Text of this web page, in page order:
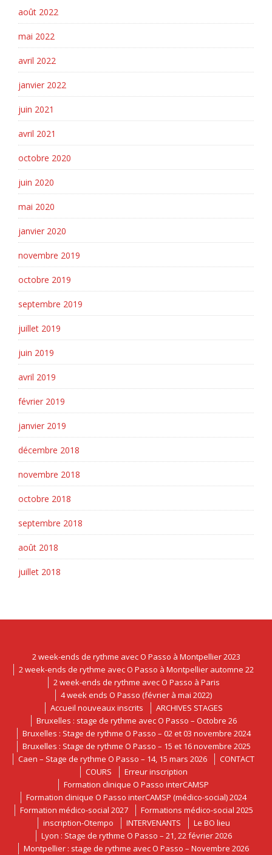
août 2022
mai 2022
avril 2022
janvier 2022
juin 2021
avril 2021
octobre 2020
juin 2020
mai 2020
janvier 2020
novembre 2019
octobre 2019
septembre 2019
juillet 2019
juin 2019
avril 2019
février 2019
janvier 2019
décembre 2018
novembre 2018
octobre 2018
septembre 2018
août 2018
juillet 2018
2 week-ends de rythme avec O Passo à Montpellier 2023
2 week-ends de rythme avec O Passo à Montpellier automne 22
2 week-ends de rythme avec O Passo à Paris
4 week ends O Passo (février à mai 2022)
Accueil nouveaux inscrits
ARCHIVES STAGES
Bruxelles : stage de rythme avec O Passo – Octobre 26
Bruxelles : Stage de rythme O Passo – 02 et 03 novembre 2024
Bruxelles : Stage de rythme O Passo – 15 et 16 novembre 2025
Caen – Stage de rythme O Passo – 14, 15 mars 2026
CONTACT
COURS
Erreur inscription
Formation clinique O Passo interCAMSP
Formation clinique O Passo interCAMSP (médico-social) 2024
Formation médico-social 2027
Formations médico-social 2025
inscription-Otempo
INTERVENANTS
Le BO lieu
Lyon : Stage de rythme O Passo – 21, 22 février 2026
Montpellier : stage de rythme avec O Passo – Novembre 2026